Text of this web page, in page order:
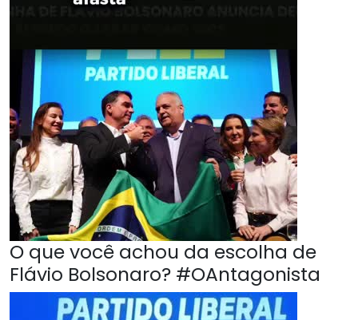
O que você achou da escolha de
Flávio Bolsonaro? #OAntagonista